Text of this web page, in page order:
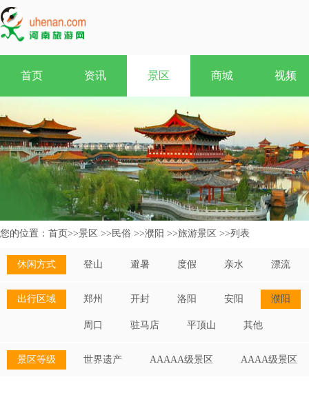
首页 资讯 景区 商城 视频
您的位置： 首页>>景区 >> 民俗 >>濮阳 >>旅游景区 >>列表
休闲方式 登山 避暑 度假 亲水 漂流
出行区域 郑州 开封 洛阳 安阳 濮阳
周口 驻马店 平顶山 其他
景区等级 世界遗产 AAAAA级景区 AAAA级景区